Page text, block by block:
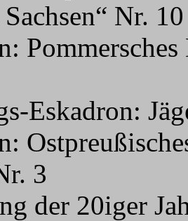
Nr. 10
Eskadron:
3
der 20iger